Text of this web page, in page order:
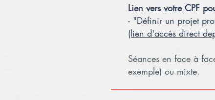
Lien vers votre CPF
- "Définir un projet
(lien d'accès direct
Séances en face à
exemple) ou mixte.